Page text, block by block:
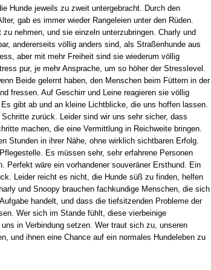
Hunde jeweils zu zweit untergebracht. Durch den
gab es immer wieder Rangeleien unter den Rüden.
nehmen, und sie einzeln unterzubringen. Charly und
andererseits völlig anders sind, als Straßenhunde aus
aber mit mehr Freiheit sind sie wiederum völlig
pur, je mehr Ansprache, um so höher der Stresslevel.
Beide gelernt haben, den Menschen beim Füttern in der
fressen. Auf Geschirr und Leine reagieren sie völlig
gibt ab und an kleine Lichtblicke, die uns hoffen lassen.
zurück. Leider sind wir uns sehr sicher, dass
machen, die eine Vermittlung in Reichweite bringen.
Stunden in ihrer Nähe, ohne wirklich sichtbaren Erfolg.
Es müssen sehr, sehr erfahrene Personen
Perfekt wäre ein vorhandener souveräner Ersthund. Ein
Leider reicht es nicht, die Hunde süß zu finden, helfen
und Snoopy brauchen fachkundige Menschen, die sich
handelt, und dass die tiefsitzenden Probleme der
Wer sich im Stande fühlt, diese vierbeinige
in Verbindung setzen. Wer traut sich zu, unseren
und ihnen eine Chance auf ein normales Hundeleben zu